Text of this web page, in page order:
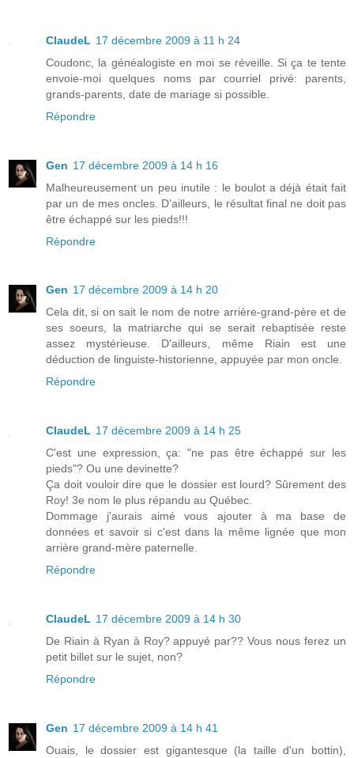
ClaudeL 17 décembre 2009 à 11 h 24
Coudonc, la généalogiste en moi se réveille. Si ça te tente
envoie-moi quelques noms par courriel privé: parents,
grands-parents, date de mariage si possible.
Répondre
Gen 17 décembre 2009 à 14 h 16
Malheureusement un peu inutile : le boulot a déjà était fait
par un de mes oncles. D'ailleurs, le résultat final ne doit pas
être échappé sur les pieds!!!
Répondre
Gen 17 décembre 2009 à 14 h 20
Cela dit, si on sait le nom de notre arrière-grand-père et de
ses soeurs, la matriarche qui se serait rebaptisée reste
assez mystérieuse. D'ailleurs, même Riain est une
déduction de linguiste-historienne, appuyée par mon oncle.
Répondre
ClaudeL 17 décembre 2009 à 14 h 25
C'est une expression, ça: "ne pas être échappé sur les
pieds"? Ou une devinette?
Ça doit vouloir dire que le dossier est lourd? Sûrement des
Roy! 3e nom le plus répandu au Québec.
Dommage j'aurais aimé vous ajouter à ma base de
données et savoir si c'est dans la même lignée que mon
arrière grand-mère paternelle.
Répondre
ClaudeL 17 décembre 2009 à 14 h 30
De Riain à Ryan à Roy? appuyé par?? Vous nous ferez un
petit billet sur le sujet, non?
Répondre
Gen 17 décembre 2009 à 14 h 41
Ouais, le dossier est gigantesque (la taille d'un bottin),